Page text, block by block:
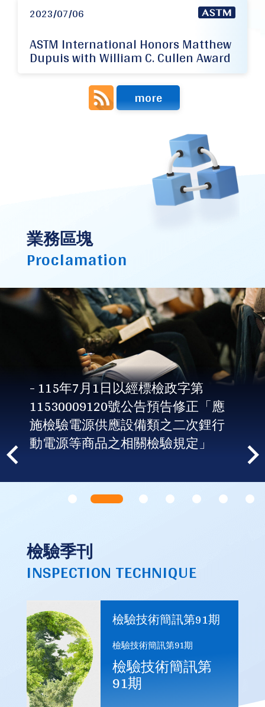
2023/07/06
ASTM International Honors Matthew
Dupuis with William C. Cullen Award
more
業務區塊
Proclamation
- 115年7月1日以經標檢政字第
11530009120號公告預告修正「應
施檢驗電源供應設備類之二次鋰行
動電源等商品之相關檢驗規定」
檢驗季刊
INSPECTION TECHNIQUE
檢驗技術簡訊第91期
檢驗技術簡訊第91期
檢驗技術簡訊第
91期